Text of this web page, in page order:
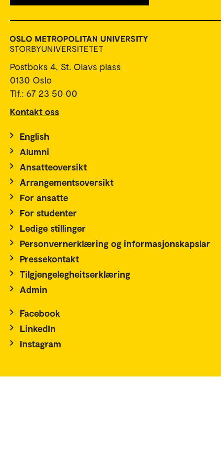
Postboks 4, St. Olavs plass
0130 Oslo
Tlf.: 67 23 50 00
Kontakt oss
English
Alumni
Ansatteoversikt
Arrangementsoversikt
For ansatte
For studenter
Ledige stillinger
Personvernerklæring og informasjonskapslar
Pressekontakt
Tilgjengelegheitserklæring
Admin
Facebook
LinkedIn
Instagram